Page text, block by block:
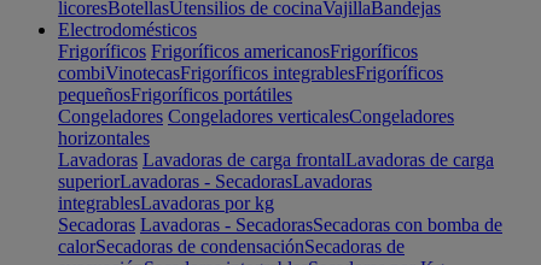
licoresBotellasUtensilios de cocinaVajillaBandejas
Electrodomésticos
Frigoríficos Frigoríficos americanosFrigoríficos
combiVinotecasFrigoríficos integrablesFrigoríficos
pequeñosFrigoríficos portátiles
Congeladores Congeladores verticalesCongeladores
horizontales
Lavadoras Lavadoras de carga frontalLavadoras de carga
superiorLavadoras - SecadorasLavadoras
integrablesLavadoras por kg
Secadoras Lavadoras - SecadorasSecadoras con bomba de
calorSecadoras de condensaciónSecadoras de